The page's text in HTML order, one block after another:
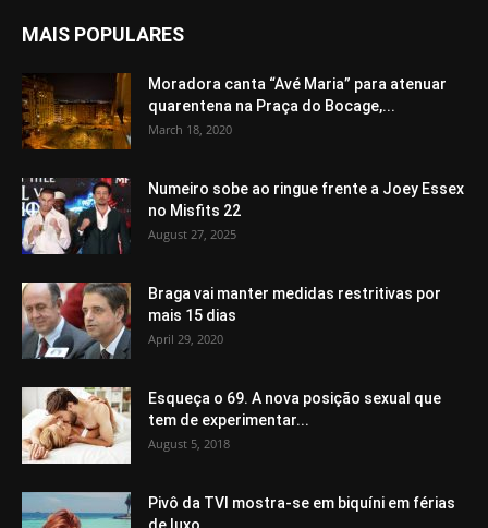
MAIS POPULARES
Moradora canta “Avé Maria” para atenuar
quarentena na Praça do Bocage,...
March 18, 2020
Numeiro sobe ao ringue frente a Joey Essex
no Misfits 22
August 27, 2025
Braga vai manter medidas restritivas por
mais 15 dias
April 29, 2020
Esqueça o 69. A nova posição sexual que
tem de experimentar...
August 5, 2018
Pivô da TVI mostra-se em biquíni em férias